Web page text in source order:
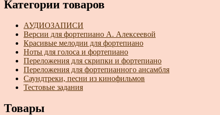
Категории товаров
АУДИОЗАПИСИ
Версии для фортепиано А. Алексеевой
Красивые мелодии для фортепиано
Ноты для голоса и фортепиано
Переложения для скрипки и фортепиано
Переложения для фортепианного ансамбля
Саундтреки, песни из кинофильмов
Тестовые задания
Товары